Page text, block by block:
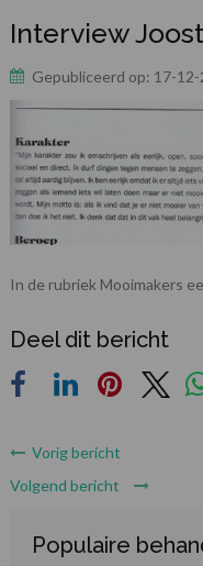
Interview
Gepubliceerd op: 17-12-
In de rubriek Mooimakers
Deel dit bericht
Vorig bericht
Volgend bericht
Populaire